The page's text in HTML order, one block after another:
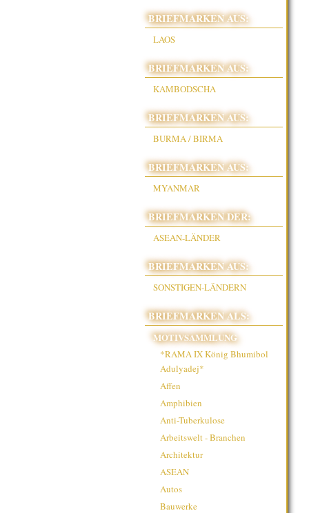
BRIEFMARKEN AUS:
LAOS
BRIEFMARKEN AUS:
KAMBODSCHA
BRIEFMARKEN AUS:
BURMA / BIRMA
BRIEFMARKEN AUS:
MYANMAR
BRIEFMARKEN DER:
ASEAN-LÄNDER
BRIEFMARKEN AUS:
SONSTIGEN-LÄNDERN
BRIEFMARKEN ALS:
MOTIVSAMMLUNG
*RAMA IX König Bhumibol
Adulyadej*
Affen
Amphibien
Anti-Tuberkulose
Arbeitswelt - Branchen
Architektur
ASEAN
Autos
Bauwerke